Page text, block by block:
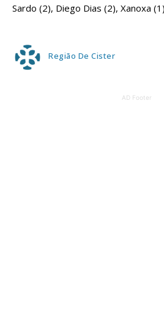
Sardo (2), Diego Dias (2), Xanoxa
Região De Cister
AD Footer